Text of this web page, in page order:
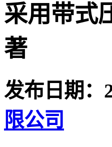
采用带式
著
发布日期：
限公司